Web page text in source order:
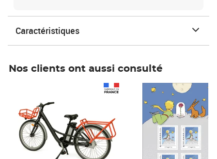
Caractéristiques
Nos clients ont aussi consulté
Prix 7,50€